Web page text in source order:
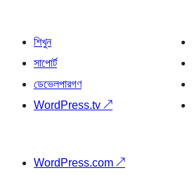
শিখুন
সাপোর্ট
ডেভেলপারগণ
WordPress.tv ↗
WordPress.com ↗